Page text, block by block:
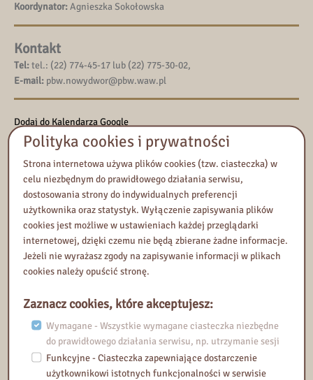
Koordynator:Agnieszka Sokołowska
Kontakt
Tel:tel.: (22) 774-45-17 lub (22) 775-30-02,
E-mail: pbw.nowydwor@pbw.waw.pl
Dodaj do Kalendarza Google
Eksportuj iCal
Rejestracja na wydarzenie
Rejestracja rozpoczyna się:
20 stycznia 2026, 08:00
Rejestracja kończy się:
19 lutego 2026, 09:00
Dodatkowe wymagania:
Nie
Wydarzenie nie podlega weryfikacji uczestników przez
administratora. Uczestnicy są automatycznie potwierdzani przez
Polityka cookies i prywatności
Strona internetowa używa plików cookies (tzw. ciasteczka) w
celu niezbędnym do prawidłowego działania serwisu,
dostosowania strony do indywidualnych preferencji
użytkownika oraz statystyk. Wyłączenie zapisywania plików
cookies jest możliwe w ustawieniach każdej przeglądarki
internetowej, dzięki czemu nie będą zbierane żadne informacje.
Jeżeli nie wyrażasz zgody na zapisywanie informacji w plikach
cookies należy opuścić stronę.
Zaznacz cookies, które akceptujesz:
Wymagane - Wszystkie wymagane ciasteczka niezbędne
do prawidłowego działania serwisu, np. utrzymanie sesji
Funkcyjne - Ciasteczka zapewniające dostarczenie
użytkownikowi istotnych funkcjonalności w serwisie